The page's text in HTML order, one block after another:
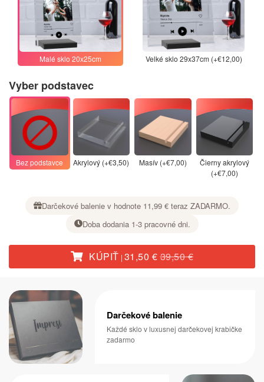
Malé sklo 20x25cm Velké sklo 29x37cm (+€12,00)
Vyber podstavec
Bez podstavce Akrylový (+€3,50) Masív (+€7,00)
Čierny akrylový
(+€7,00)
Darčekové balenie v hodnote 11,99 € teraz ZADARMO.
Doba dodania 1-3 pracovné dni.
KÚPIŤ | 31,50 €39,50 €
Darčekové balenie
Každé sklo v luxusnej darčekovej krabičke
zadarmo